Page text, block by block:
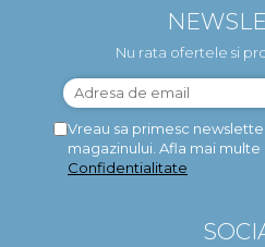
Nu rata ofertele si
Vreau sa primesc
magazinului. Afla mai multe
Confidentialitate